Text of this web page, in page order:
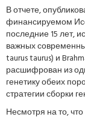
В отчете,
финансируемом
последние 15 лет,
важных
taurus taurus) и
расшифрован из
генетику обеих
стратегии сборки
Несмотря на то,